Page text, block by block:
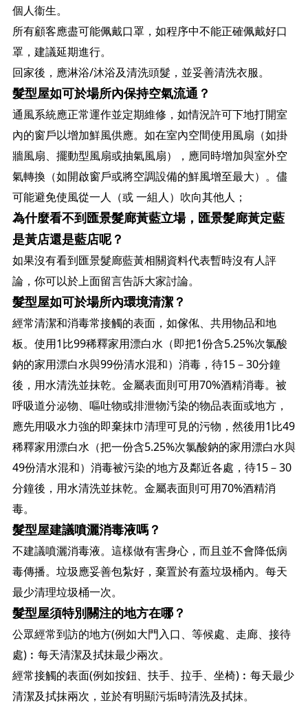
個人衞生。
所有顧客應盡可能佩戴口罩，如程序中不能正確佩戴好口
罩，建議延期進行。
回家後，應淋浴/沐浴及清洗頭髮，並妥善清洗衣服。
髮型屋如可於場所內保持空氣流通？
通風系統應正常運作並定期維修，如情況許可下地打開室
內的窗戶以增加鮮風供應。如在室內空間使用風扇（如掛
牆風扇、擺動型風扇或抽氣風扇），應同時增加與室外空
氣轉換（如開啟窗戶或將空調設備的鮮風增至最大）。儘
可能避免使風從一人（或 一組人）吹向其他人；
為什麼看不到匯景髮廊黃藍立場，匯景髮廊黃定藍
是黃店還是藍店呢？
如果沒有看到匯景髮廊藍黃相關資料代表暫時沒有人評
論，你可以於上面留言告訴大家討論。
髮型屋如可於場所內環境清潔？
經常清潔和消毒常接觸的表面，如傢俬、共用物品和地
板。使用1比99稀釋家用漂白水（即把1份含5.25%次氯酸
鈉的家用漂白水與99份清水混和）消毒，待15－30分鐘
後，用水清洗並抹乾。金屬表面則可用70%酒精消毒。被
呼吸道分泌物、嘔吐物或排泄物汚染的物品表面或地方，
應先用吸水力強的即棄抹巾清理可見的污物，然後用1比49
稀釋家用漂白水（把一份含5.25%次氯酸鈉的家用漂白水與
49份清水混和）消毒被污染的地方及鄰近各處，待15－30
分鐘後，用水清洗並抹乾。金屬表面則可用70%酒精消
毒。
髮型屋建議噴灑消毒液嗎？
不建議噴灑消毒液。這樣做有害身心，而且並不會降低病
毒傳播。垃圾應妥善包紮好，棄置於有蓋垃圾桶內。每天
最少清理垃圾桶一次。
髮型屋須特別關注的地方在哪？
公眾經常到訪的地方(例如大門入口、等候處、走廊、接待
處)︰每天清潔及拭抹最少兩次。
經常接觸的表面(例如按鈕、扶手、拉手、坐椅)︰每天最少
清潔及拭抹兩次，並於有明顯污垢時清洗及拭抹。